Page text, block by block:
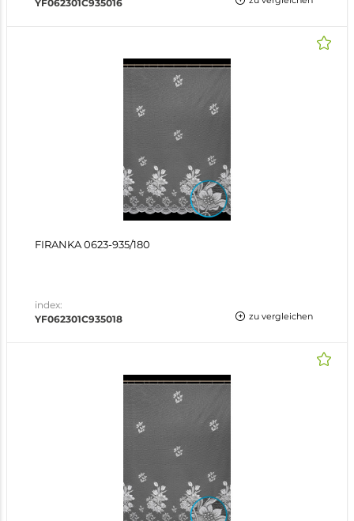
YF062301C935016
FIRANKA 0623-935/180
index:
YF062301C935018
zu vergleichen